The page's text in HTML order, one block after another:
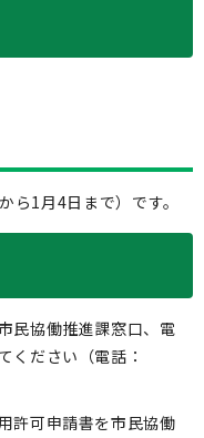
1月4日まで）です。
民協働推進課窓口、電
ください（電話：
許可申請書を市民協働